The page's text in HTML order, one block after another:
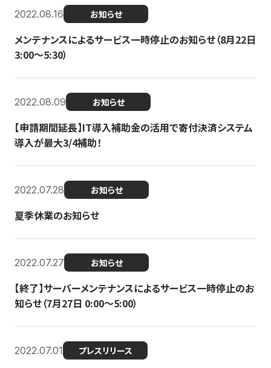
2022.08.16 お知らせ
メンテナンスによるサービス一時停止のお知らせ（8月22日
3:00〜5:30）
2022.08.09 お知らせ
【申請期間延長】IT導入補助金の活用で寄付決済システム
導入が最大3/4補助！
2022.07.28 お知らせ
夏季休業のお知らせ
2022.07.27 お知らせ
【終了】サーバーメンテナンスによるサービス一時停止のお
知らせ（7月27日 0:00〜5:00）
2022.07.01 プレスリリース